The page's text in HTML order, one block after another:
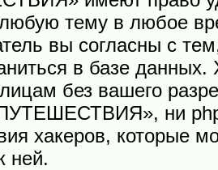
тему в любое
вы согласны с
в базе
без вашего
ни
хакеров, которые
ней.